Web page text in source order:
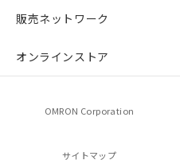
販売ネットワーク
オンラインストア
OMRON Corporation
サイトマップ